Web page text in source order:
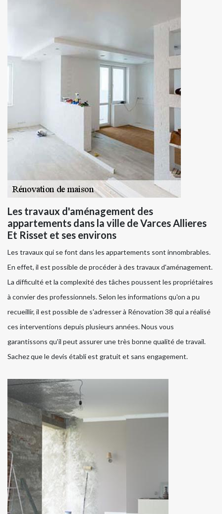
Les travaux d'aménagement des
appartements dans la ville de Varces Allieres
Et Risset et ses environs
Les travaux qui se font dans les appartements sont innombrables.
En effet, il est possible de procéder à des travaux d'aménagement.
La difficulté et la complexité des tâches poussent les propriétaires
à convier des professionnels. Selon les informations qu'on a pu
recueillir, il est possible de s'adresser à Rénovation 38 qui a réalisé
ces interventions depuis plusieurs années. Nous vous
garantissons qu'il peut assurer une très bonne qualité de travail.
Sachez que le devis établi est gratuit et sans engagement.